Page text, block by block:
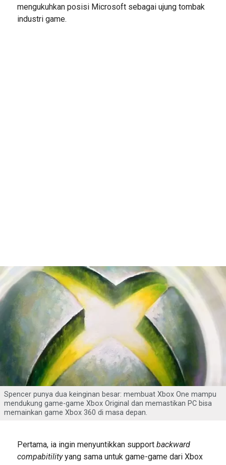
mengukuhkan posisi Microsoft sebagai ujung tombak
industri game.
Spencer punya dua keinginan besar: membuat Xbox One mampu
mendukung game-game Xbox Original dan memastikan PC bisa
memainkan game Xbox 360 di masa depan.
Pertama, ia ingin menyuntikkan support backward
compabitilityyang sama untuk game-game dari Xbox